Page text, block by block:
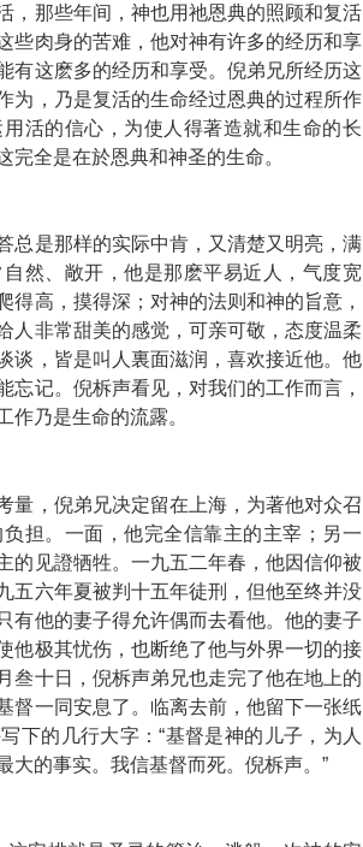
，那些年间，神也用祂恩典的照顾和复活
些肉身的苦难，他对神有许多的经历和享
有这麽多的经历和享受。倪弟兄所经历这
为，乃是复活的生命经过恩典的过程所作
活的信心，为使人得著造就和生命的长
完全是在於恩典和神圣的生命。
总是那样的实际中肯，又清楚又明亮，满
然、敞开，他是那麽平易近人，气度宽
得高，摸得深；对神的法则和神的旨意，
人非常甜美的感觉，可亲可敬，态度温柔
谈，皆是叫人裏面滋润，喜欢接近他。他
忘记。倪柝声看见，对我们的工作而言，
作乃是生命的流露。
量，倪弟兄决定留在上海，为著他对众召
担。一面，他完全信靠主的主宰；另一
的见證牺牲。一九五二年春，他因信仰被
五六年夏被判十五年徒刑，但他至终并没
有他的妻子得允许偶而去看他。他的妻子
他极其忧伤，也断绝了他与外界一切的接
叁十日，倪柝声弟兄也走完了他在地上的
督一同安息了。临离去前，他留下一张纸
下的几行大字：“基督是神的儿子，为人
大的事实。我信基督而死。倪柝声。”